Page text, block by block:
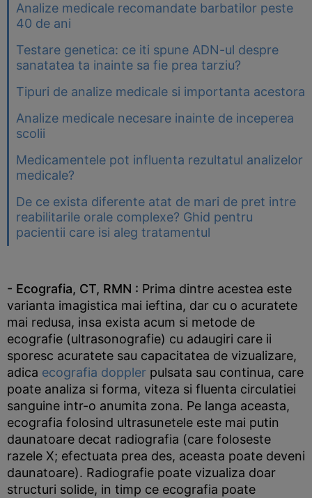
Analize medicale recomandate barbatilor peste
40 de ani
Testare genetica: ce iti spune ADN-ul despre
sanatatea ta inainte sa fie prea tarziu?
Tipuri de analize medicale si importanta acestora
Analize medicale necesare inainte de inceperea
scolii
Medicamentele pot influenta rezultatul analizelor
medicale?
De ce exista diferente atat de mari de pret intre
reabilitarile orale complexe? Ghid pentru
pacientii care isi aleg tratamentul
- Ecografia, CT, RMN : Prima dintre acestea este
varianta imagistica mai ieftina, dar cu o acuratete
mai redusa, insa exista acum si metode de
ecografie (ultrasonografie) cu adaugiri care ii
sporesc acuratete sau capacitatea de vizualizare,
adica ecografia doppler pulsata sau continua, care
poate analiza si forma, viteza si fluenta circulatiei
sanguine intr-o anumita zona. Pe langa aceasta,
ecografia folosind ultrasunetele este mai putin
daunatoare decat radiografia (care foloseste
razele X; efectuata prea des, aceasta poate deveni
daunatoare). Radiografie poate vizualiza doar
structuri solide, in timp ce ecografia poate